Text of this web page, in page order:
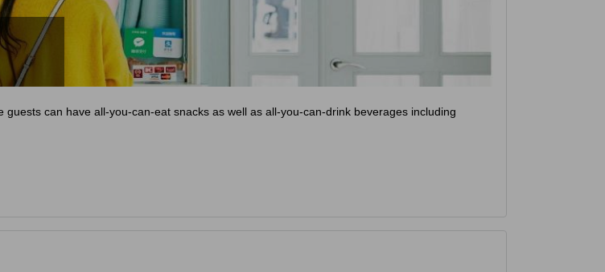
can have all-you-can-eat snacks as well as all-you-can-drink beverages including